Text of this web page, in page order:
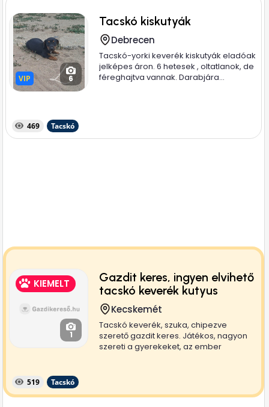
VIP
VIP 6
Tacskó kiskutyák
Debrecen
Tacskó-yorki keverék kiskutyák eladóak
jelképes áron. 6 hetesek , oltatlanok, de
féreghajtva vannak. Darabjára...
469 Tacskó
KIEMELT
1
Gazdit keres, ingyen elvihető
tacskó keverék kutyus
Kecskemét
Tacskó keverék, szuka, chipezve
szerető gazdit keres. Játékos, nagyon
szereti a gyerekeket, az ember
519 Tacskó